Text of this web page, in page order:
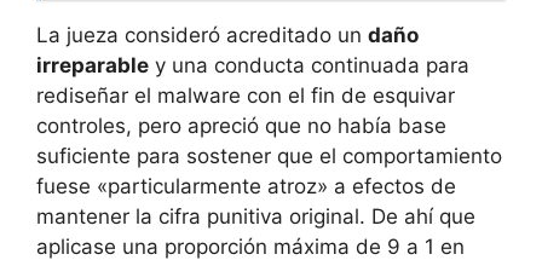
La jueza consideró acreditado un daño
irreparable y una conducta continuada para
rediseñar el malware con el fin de esquivar
controles, pero apreció que no había base
suficiente para sostener que el comportamiento
fuese «particularmente atroz» a efectos de
mantener la cifra punitiva original. De ahí que
aplicase una proporción máxima de 9 a 1 en